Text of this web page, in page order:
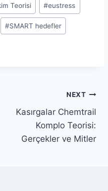
Teorisi #eustress
#SMART hedefler
NEXT
Kasırgalar Chemtrail
Komplo Teorisi:
Gerçekler ve Mitler